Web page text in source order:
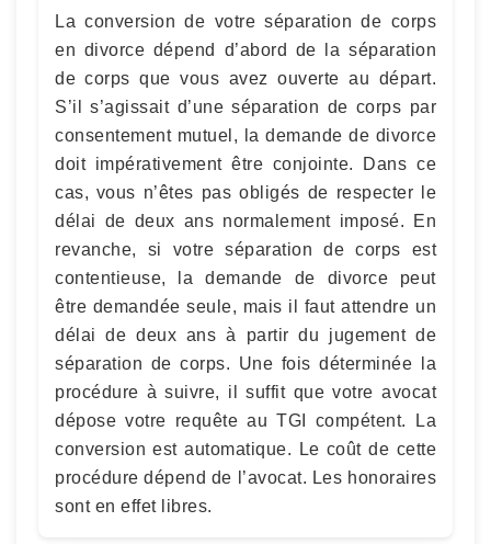
La conversion de votre séparation de corps
en divorce dépend d’abord de la séparation
de corps que vous avez ouverte au départ.
S’il s’agissait d’une séparation de corps par
consentement mutuel, la demande de divorce
doit impérativement être conjointe. Dans ce
cas, vous n’êtes pas obligés de respecter le
délai de deux ans normalement imposé. En
revanche, si votre séparation de corps est
contentieuse, la demande de divorce peut
être demandée seule, mais il faut attendre un
délai de deux ans à partir du jugement de
séparation de corps. Une fois déterminée la
procédure à suivre, il suffit que votre avocat
dépose votre requête au TGI compétent. La
conversion est automatique. Le coût de cette
procédure dépend de l’avocat. Les honoraires
sont en effet libres.